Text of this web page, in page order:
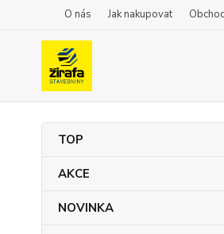
O nás Jak nakupovat
TOP
AKCE
NOVINKA